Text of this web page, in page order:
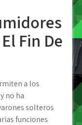
Fin De
a los
no ha
solteros
funciones